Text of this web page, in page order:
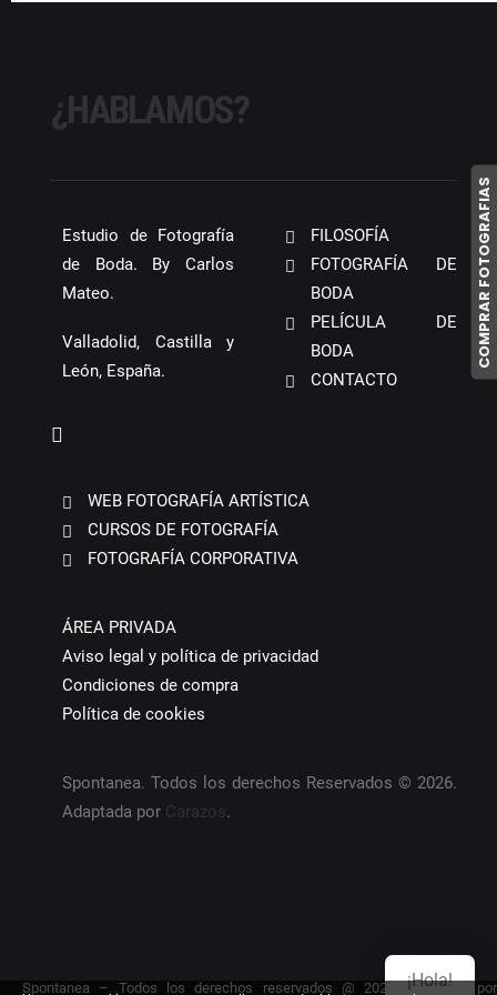
¿HABLAMOS?
Estudio de Fotografía
de Boda. By Carlos
Mateo.
Valladolid, Castilla y
León, España.
FILOSOFÍA
FOTOGRAFÍA DE
BODA
PELÍCULA DE
BODA
CONTACTO
WEB FOTOGRAFÍA ARTÍSTICA
CURSOS DE FOTOGRAFÍA
FOTOGRAFÍA CORPORATIVA
ÁREA PRIVADA
Aviso legal y política de privacidad
Condiciones de compra
Política de cookies
Spontanea. Todos los derechos Reservados © 2026.
Adaptada por Carazos.
Spontanea – Todos los derechos reservados @ 2026. Adaptada por
COMPRAR FOTOGRAFIAS
¡Hola!